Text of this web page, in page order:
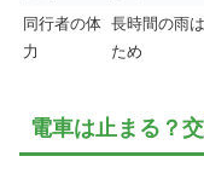
同行者の体
力
長時間の雨
ため
電車は止まる？